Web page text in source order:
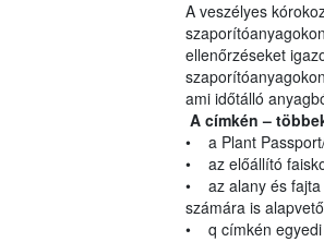
A veszélyes
ellenőrzéseket
ami időtálló
A címkén –
• a Plant
• az előállító
• az alany és fajta
számára is
• q címkén egyedi